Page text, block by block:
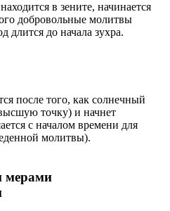
в зените, начинается
добровольные молитвы
длится до начала зухра.
после того, как солнечный
точку) и начнет
с началом времени для
молитвы).
мерами